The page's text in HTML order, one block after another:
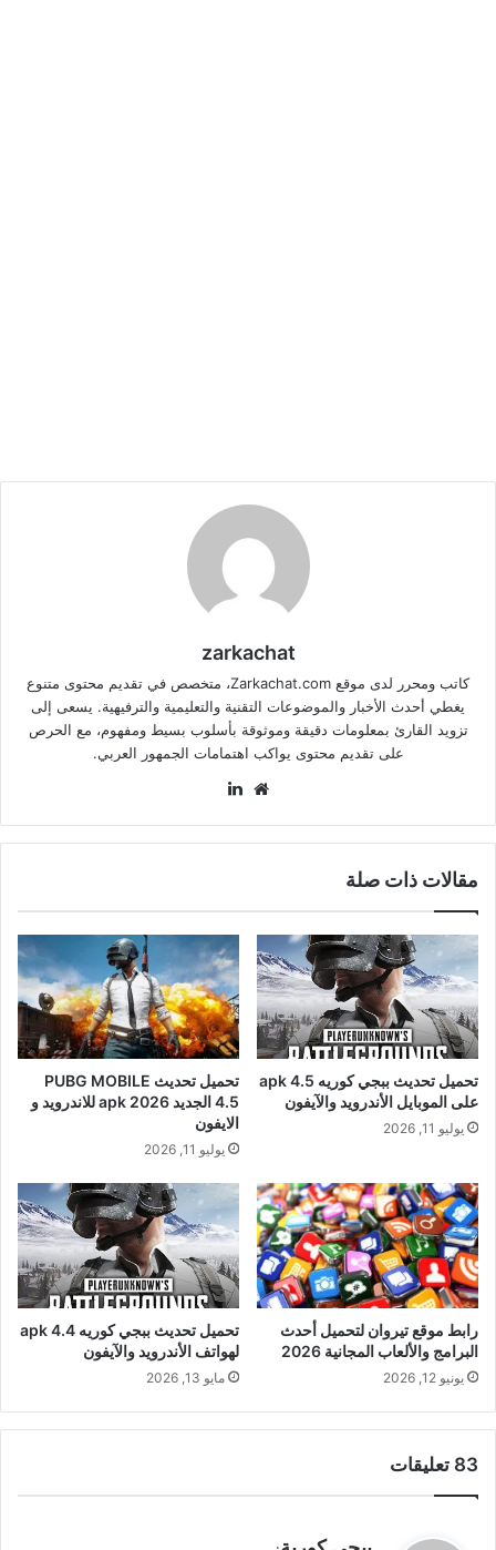
zarkachat
كاتب ومحرر لدى موقع Zarkachat.com، متخصص في تقديم محتوى متنوع
يغطي أحدث الأخبار والموضوعات التقنية والتعليمية والترفيهية. يسعى إلى
تزويد القارئ بمعلومات دقيقة وموثوقة بأسلوب بسيط ومفهوم، مع الحرص
على تقديم محتوى يواكب اهتمامات الجمهور العربي.
موقع
مقالات ذات صلة
تحميل تحديث ببجي كوريه 4.5 apk
على الموبايل الأندرويد والآيفون
يوليو 11, 2026
تحميل تحديث PUBG MOBILE
4.5 الجديد 2026 apk للاندرويد و
الايفون
يوليو 11, 2026
رابط موقع تيروان لتحميل أحدث
البرامج والألعاب المجانية 2026
يونيو 12, 2026
تحميل تحديث ببجي كوريه 4.4 apk
لهواتف الأندرويد والآيفون
مايو 13, 2026
‫83 تعليقات